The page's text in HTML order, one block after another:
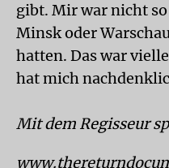
gibt. Mir war nicht
Minsk oder
hatten. Das war
hat mich
Mit dem Regisseur